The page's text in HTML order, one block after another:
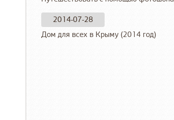
2014-07-28
Дом для всех в Крыму (2014 год)